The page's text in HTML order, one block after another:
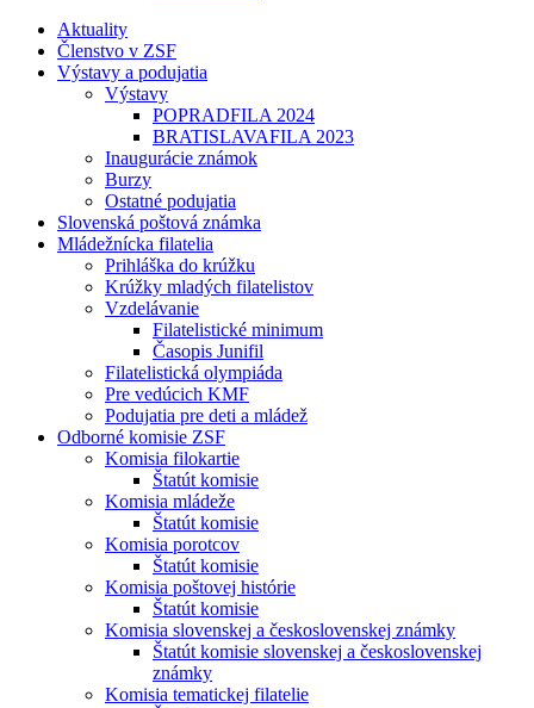
Aktuality
Členstvo v ZSF
Výstavy a podujatia
Výstavy
POPRADFILA 2024
BRATISLAVAFILA 2023
Inaugurácie známok
Burzy
Ostatné podujatia
Slovenská poštová známka
Mládežnícka filatelia
Prihláška do krúžku
Krúžky mladých filatelistov
Vzdelávanie
Filatelistické minimum
Časopis Junifil
Filatelistická olympiáda
Pre vedúcich KMF
Podujatia pre deti a mládež
Odborné komisie ZSF
Komisia filokartie
Štatút komisie
Komisia mládeže
Štatút komisie
Komisia porotcov
Štatút komisie
Komisia poštovej histórie
Štatút komisie
Komisia slovenskej a československej známky
Štatút komisie slovenskej a československej
známky
Komisia tematickej filatelie